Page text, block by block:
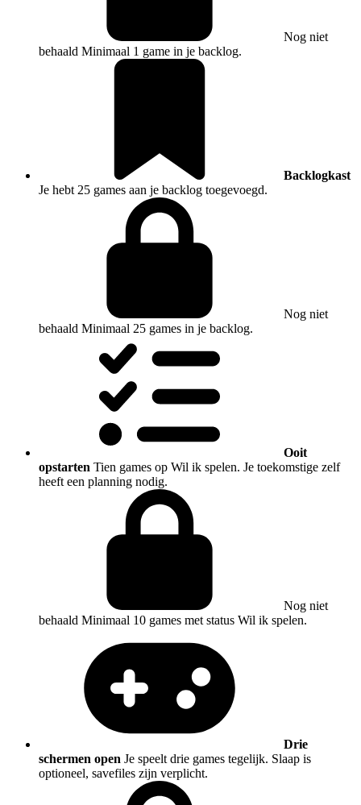
Nog niet
behaald Minimaal 1 game in je backlog.
Backlogkast
Je hebt 25 games aan je backlog toegevoegd.
Nog niet
behaald Minimaal 25 games in je backlog.
Ooit
opstarten Tien games op Wil ik spelen. Je toekomstige zelf
heeft een planning nodig.
Nog niet
behaald Minimaal 10 games met status Wil ik spelen.
Drie
schermen open Je speelt drie games tegelijk. Slaap is
optioneel, savefiles zijn verplicht.